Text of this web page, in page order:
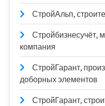
СтройАльп,
Стройбизнесучёт,
компания
СтройГарант,
доборных элементов
СтройГарант,